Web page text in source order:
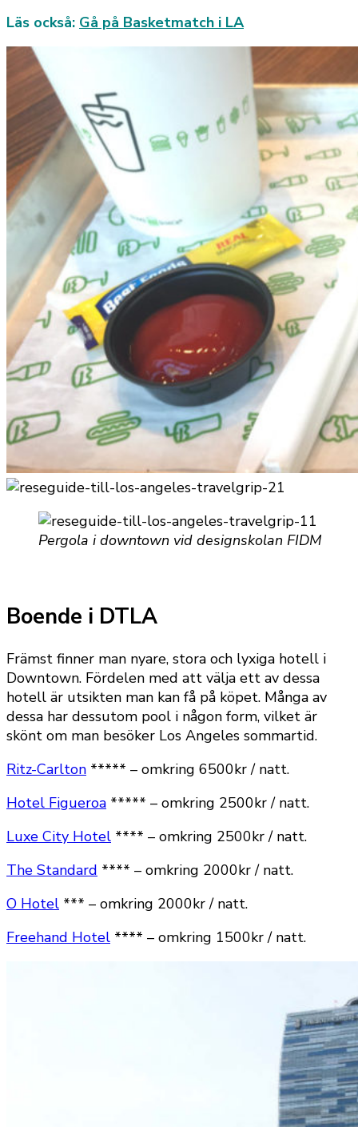
Läs också: Gå på Basketmatch i LA
Pergola i downtown vid designskolan FIDM
Boende i DTLA
Främst finner man nyare, stora och lyxiga hotell i
Downtown. Fördelen med att välja ett av dessa
hotell är utsikten man kan få på köpet. Många av
dessa har dessutom pool i någon form, vilket är
skönt om man besöker Los Angeles sommartid.
Ritz-Carlton ***** – omkring 6500kr / natt.
Hotel Figueroa ***** – omkring 2500kr / natt.
Luxe City Hotel **** – omkring 2500kr / natt.
The Standard **** – omkring 2000kr / natt.
O Hotel *** – omkring 2000kr / natt.
Freehand Hotel **** – omkring 1500kr / natt.